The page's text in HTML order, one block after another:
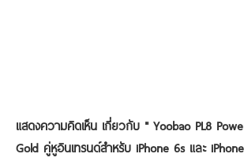
แสดงความคิดเห็น เกี่ยวกับ " Yoobao PL8
Gold คู่หูอินเทรนด์สำหรับ iPhone 6s และ